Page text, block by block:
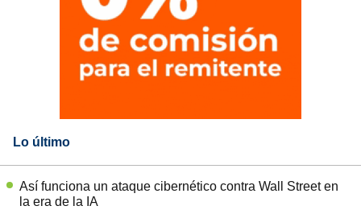
Lo último
Así funciona un ataque cibernético contra Wall Street en
la era de la IA